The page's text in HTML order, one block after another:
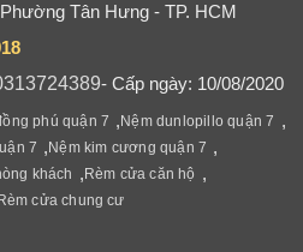
Tân Hưng - TP. HCM
- Cấp ngày: 10/08/2020
phú quận 7 , Nệm dunlopillo quận 7 ,
7 , Nệm kim cương quận 7 ,
khách , Rèm cửa căn hộ ,
Rèm cửa chung cư